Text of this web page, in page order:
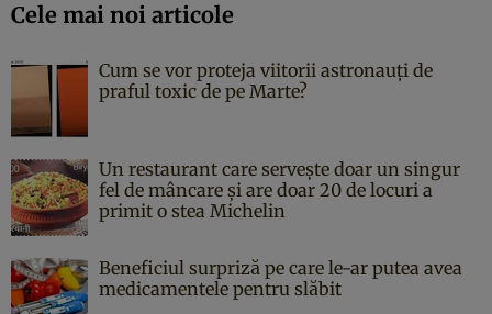
Cele mai noi articole
Cum se vor proteja viitorii astronauți de
praful toxic de pe Marte?
Un restaurant care servește doar un singur
fel de mâncare și are doar 20 de locuri a
primit o stea Michelin
Beneficiul surpriză pe care le-ar putea avea
medicamentele pentru slăbit